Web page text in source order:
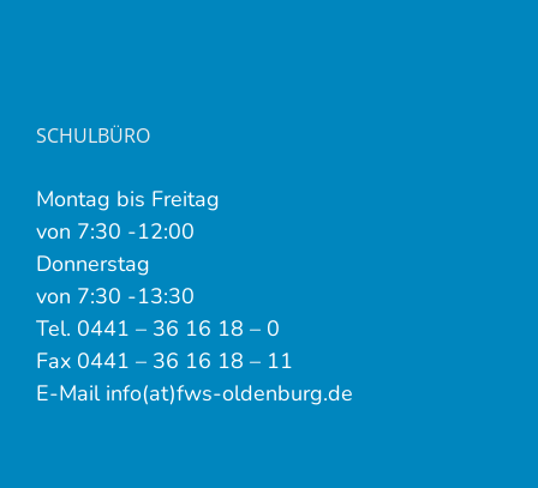
SCHULBÜRO
Montag bis Freitag
von 7:30 -12:00
Donnerstag
von 7:30 -13:30
Tel. 0441 – 36 16 18 – 0
Fax 0441 – 36 16 18 – 11
E-Mail info(at)fws-oldenburg.de